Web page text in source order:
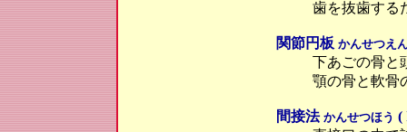
歯を抜歯する
関節円板 かんせつえ
下あごの骨と
顎の骨と軟骨
間接法 かんせつほう (